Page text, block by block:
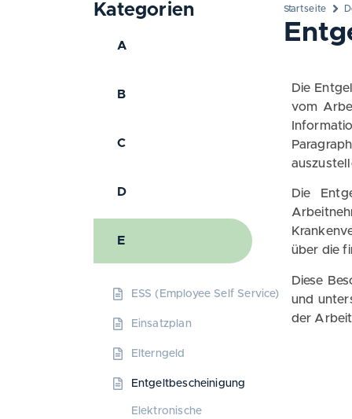
Kategorien
A
B
C
D
E
ESS (Employee Self Service)
Einsatzplan
Elterngeld
Entgeltbescheinigung
Elektronische
Startseite
Die
vom
Die
über die
Diese
und
der